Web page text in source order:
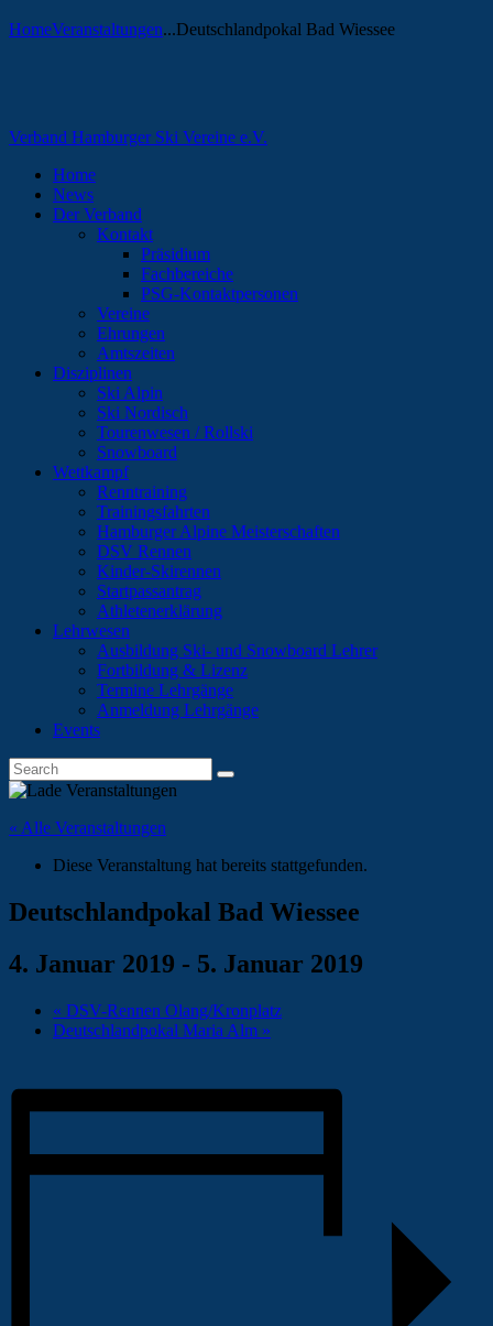
HomeVeranstaltungen...Deutschlandpokal Bad Wiessee
Verband Hamburger Ski Vereine e.V.
Home
News
Der Verband
Kontakt
Präsidium
Fachbereiche
PSG-Kontaktpersonen
Vereine
Ehrungen
Amtszeiten
Disziplinen
Ski Alpin
Ski Nordisch
Tourenwesen / Rollski
Snowboard
Wettkampf
Renntraining
Trainingsfahrten
Hamburger Alpine Meisterschaften
DSV Rennen
Kinder-Skirennen
Startpassantrag
Athletenerklärung
Lehrwesen
Ausbildung Ski- und Snowboard Lehrer
Fortbildung & Lizenz
Termine Lehrgänge
Anmeldung Lehrgänge
Events
« Alle Veranstaltungen
Diese Veranstaltung hat bereits stattgefunden.
Deutschlandpokal Bad Wiessee
4. Januar 2019 - 5. Januar 2019
« DSV-Rennen Olang/Kronplatz
Deutschlandpokal Maria Alm »